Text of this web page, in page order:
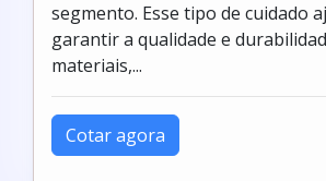
segmento. Esse tipo de cuidado
garantir a qualidade e
materiais,...
Cotar agora